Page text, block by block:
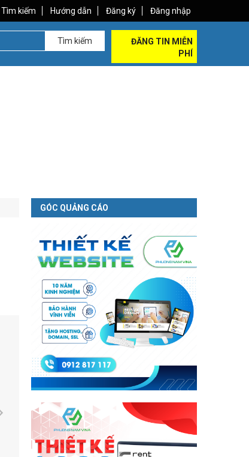
Tìm kiếm Hướng dẫn Đăng ký Đăng nhập
Tìm kiếm
ĐĂNG TIN MIỄN
PHÍ
GÓC QUẢNG CÁO